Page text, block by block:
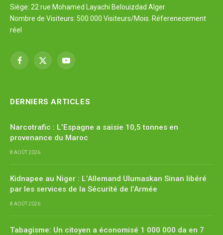
Siège: 22 rue Mohamed Layachi Belouizdad Alger
Nombre de Visiteurs: 500.000 Visiteurs/Mois. Réferenecement
réel
Facebook
X
YouTube
DERNIERS ARTICLES
Narcotrafic : L’Espagne a saisie 10,5 tonnes en
provenance du Maroc
8 AOÛT 2026
Kidnapee au Niger : L’Allemand Ulumaskan Sinan libéré
par les services de la Sécurité de l’Armée
8 AOÛT 2026
Tabagisme: Un citoyen a économisé 1 000 000 da en 7